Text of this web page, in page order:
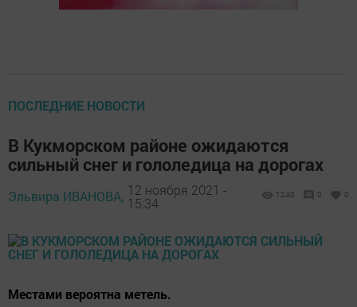
ПОСЛЕДНИЕ НОВОСТИ
В Кукморском районе ожидаются
сильный снег и гололедица на дорогах
Эльвира ИВАНОВА, 12 ноября 2021 -
15:34
1240 0 0
Местами вероятна метель.